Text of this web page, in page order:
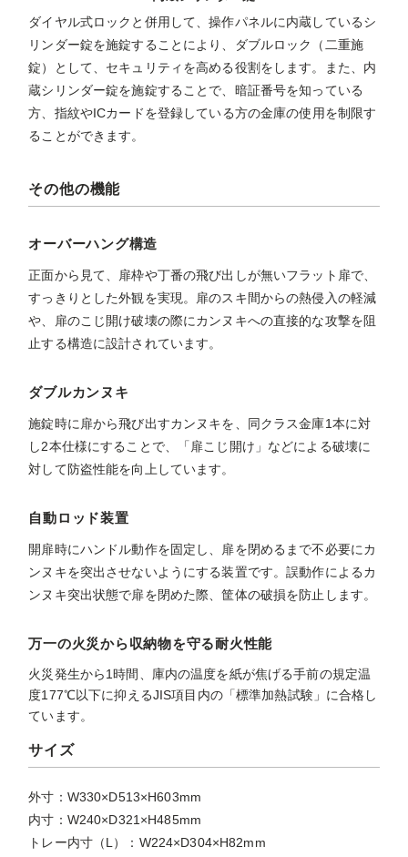
ダイヤル式ロックと併用して、操作パネルに内蔵しているシ
リンダー錠を施錠することにより、ダブルロック（二重施
錠）として、セキュリティを高める役割をします。また、内
蔵シリンダー錠を施錠することで、暗証番号を知っている
方、指紋やICカードを登録している方の金庫の使用を制限す
ることができます。
その他の機能
オーバーハング構造
正面から見て、扉枠や丁番の飛び出しが無いフラット扉で、
すっきりとした外観を実現。扉のスキ間からの熱侵入の軽減
や、扉のこじ開け破壊の際にカンヌキへの直接的な攻撃を阻
止する構造に設計されています。
ダブルカンヌキ
施錠時に扉から飛び出すカンヌキを、同クラス金庫1本に対
し2本仕様にすることで、「扉こじ開け」などによる破壊に
対して防盗性能を向上しています。
自動ロッド装置
開扉時にハンドル動作を固定し、扉を閉めるまで不必要にカ
ンヌキを突出させないようにする装置です。誤動作によるカ
ンヌキ突出状態で扉を閉めた際、筐体の破損を防止します。
万一の火災から収納物を守る耐火性能
火災発生から1時間、庫内の温度を紙が焦げる手前の規定温
度177℃以下に抑えるJIS項目内の「標準加熱試験」に合格し
ています。
サイズ
外寸：W330×D513×H603mm
内寸：W240×D321×H485mm
トレー内寸（L）：W224×D304×H82mm